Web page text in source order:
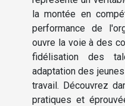
la montée en
performance de
ouvre la voie à des
fidélisation des
adaptation des
travail. Découvrez
pratiques et